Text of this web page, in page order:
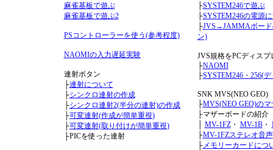
麻雀基板で遊ぶ
麻雀基板で遊ぶ2
PSコントローラーを使う(参考程度)
NAOMIの入力遅延実験
連射ボタン
├連射について
├シンクロ連射の作成
├シンクロ連射2(半分の連射)の作成
├可変連射(作成が簡単重視)
├可変連射(取り付けが簡単重視)
├PICを使った連射
├SYSTEM246で遊ぶ
├SYSTEM246の電源
├JVS→JAMMAボード
ン)
JVS規格をPCディスプ
├NAOMI
├SYSTEM246・256(
SNK MVS(NEO GEO)
├MVS(NEO GEO)の
├マザーボードの紹介
MV-1FZ・ MV-1B・
├MV-1FZステレオ音声
├メモリーカードにつ